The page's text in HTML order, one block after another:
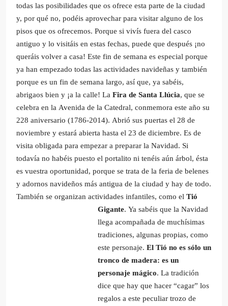
todas las posibilidades que os ofrece esta parte de la ciudad
y, por qué no, podéis aprovechar para visitar alguno de los
pisos que os ofrecemos. Porque si vivís fuera del casco
antiguo y lo visitáis en estas fechas, puede que después ¡no
queráis volver a casa! Este fin de semana es especial porque
ya han empezado todas las actividades navideñas y también
porque es un fin de semana largo, así que, ya sabéis,
abrigaos bien y ¡a la calle! La Fira de Santa Llúcia, que se
celebra en la Avenida de la Catedral, conmemora este año su
228 aniversario (1786-2014). Abrió sus puertas el 28 de
noviembre y estará abierta hasta el 23 de diciembre. Es de
visita obligada para empezar a preparar la Navidad. Si
todavía no habéis puesto el portalito ni tenéis aún árbol, ésta
es vuestra oportunidad, porque se trata de la feria de belenes
y adornos navideños más antigua de la ciudad y hay de todo.
También se organizan actividades infantiles, como el Tió
Gigante. Ya sabéis que la Navidad
llega acompañada de muchísimas
tradiciones, algunas propias, como
este personaje. El Tió no es sólo un
tronco de madera: es un
personaje mágico. La tradición
dice que hay que hacer “cagar” los
regalos a este peculiar trozo de